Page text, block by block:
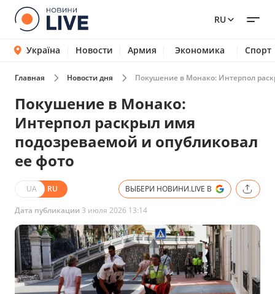
RU
Україна Новости Армия Экономика Спорт
Главная Новости дня Покушение в Монако: Интерпол
Покушение в Монако:
Интерпол раскрыл имя
подозреваемой и опубликовал
ее фото
UA RU ВЫБЕРИ НОВИНИ.LIVE В
Дата публикации 3 июля 2026 13:14